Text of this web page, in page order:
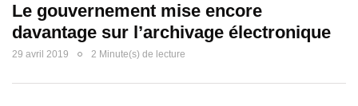
Le gouvernement mise encore
davantage sur l’archivage électronique
29 avril 2019 2 Minute(s) de lecture